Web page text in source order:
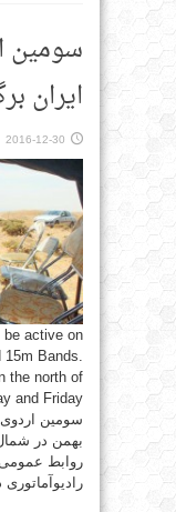
سومین
ایران
2016-12-30
be active on
15m Bands.
the north of
بهمن در
روابط